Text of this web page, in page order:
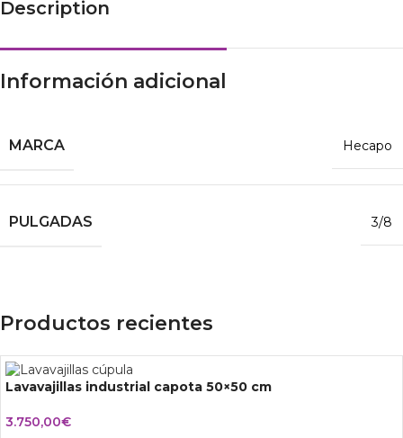
Description
Información adicional
MARCA Hecapo
PULGADAS 3/8
Productos recientes
Lavavajillas industrial capota 50×50 cm
3.750,00€